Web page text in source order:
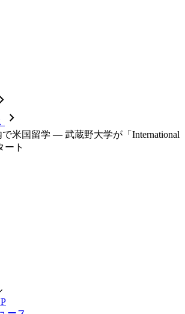
chevron_forward
chevron_forward
米国留学 — 武蔵野大学が「International
ート